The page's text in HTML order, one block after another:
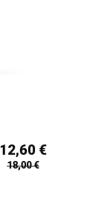
12,60 €
18,00 €